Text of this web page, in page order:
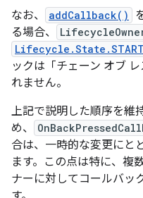
なお、
addCallback()
る場合、
ックは「チェーン オブ
れません。
上記で説明した順序を維
め、
合は、一時的な変更にと
ます。この点は特に、複
ナーに対してコールバッ